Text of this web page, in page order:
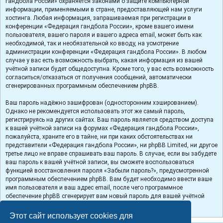
Этот сайт использует cookies для
информации, применяемыми в стране, предоставляющей нам услуги
хостинга. Любая информация, запрашиваемая при регистрации в
конференции «Федерация гандбола России», кроме вашего имени
пользователя, вашего пароля и вашего адреса email, может быть как
необходимой, так и необязательной ко вводу, на усмотрение
администрации конференции «Федерация гандбола России». В любом
случае у вас есть возможность выбрать, какая информация из вашей
учётной записи будет общедоступна. Кроме того, у вас есть возможность
согласиться/отказаться от получения сообщений, автоматически
сгенерированных программным обеспечением phpBB.
Ваш пароль надёжно зашифрован (односторонним хэшированием).
Однако не рекомендуется использовать этот же самый пароль,
регистрируясь на других сайтах. Ваш пароль является средством доступа
к вашей учётной записи на форумах «Федерация гандбола России»,
пожалуйста, храните его в тайне, ни при каких обстоятельствах ни
представители «Федерация гандбола России», ни phpBB Limited, ни другое
третье лицо не вправе спрашивать ваш пароль. В случае, если вы забудете
ваш пароль к вашей учётной записи, вы сможете воспользоваться
функцией восстановления пароля «Забыли пароль?», предусмотренной
программным обеспечением phpBB. Вам будет необходимо ввести ваше
имя пользователя и ваш адрес email, после чего программное
обеспечение phpBB сгенерирует вам новый пароль для вашей учётной